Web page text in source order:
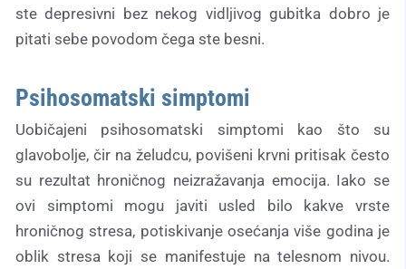
ste depresivni bez nekog vidljivog gubitka dobro je
pitati sebe povodom čega ste besni.
Psihosomatski simptomi
Uobičajeni psihosomatski simptomi kao što su
glavobolje, čir na želudcu, povišeni krvni pritisak često
su rezultat hroničnog neizražavanja emocija. Iako se
ovi simptomi mogu javiti usled bilo kakve vrste
hroničnog stresa, potiskivanje osećanja više godina je
oblik stresa koji se manifestuje na telesnom nivou.